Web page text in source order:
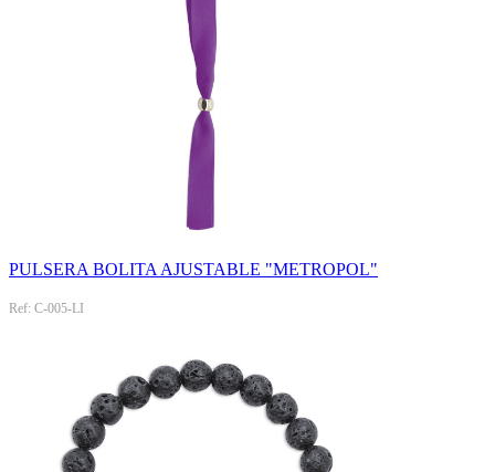
PULSERA BOLITA AJUSTABLE "METROPOL"
Ref: C-005-LI